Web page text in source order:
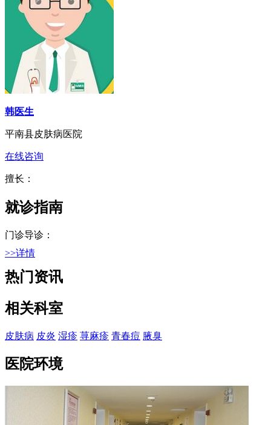
韩医生
平南县皮肤病医院
在线咨询
擅长：
就诊指南
门诊导诊：
>>详情
热门资讯
相关科室
皮肤病 皮炎 湿疹 荨麻疹 青春痘 腋臭
医院环境